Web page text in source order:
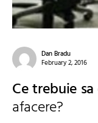
Dan Bradu
February 2, 2016
Ce trebuie
afacere?